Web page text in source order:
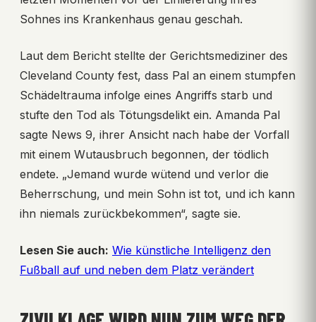
Sohnes ins Krankenhaus genau geschah.
Laut dem Bericht stellte der Gerichtsmediziner des
Cleveland County fest, dass Pal an einem stumpfen
Schädeltrauma infolge eines Angriffs starb und
stufte den Tod als Tötungsdelikt ein. Amanda Pal
sagte News 9, ihrer Ansicht nach habe der Vorfall
mit einem Wutausbruch begonnen, der tödlich
endete. „Jemand wurde wütend und verlor die
Beherrschung, und mein Sohn ist tot, und ich kann
ihn niemals zurückbekommen“, sagte sie.
Lesen Sie auch: Wie künstliche Intelligenz den
Fußball auf und neben dem Platz verändert